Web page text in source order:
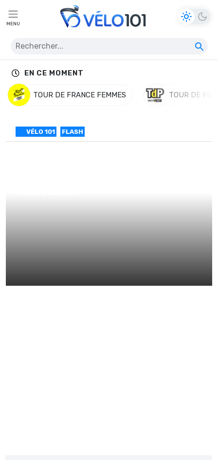
MENU
EN CE MOMENT
TOUR DE FRANCE FEMMES TOUR DE
VÉLO 101 FLASH